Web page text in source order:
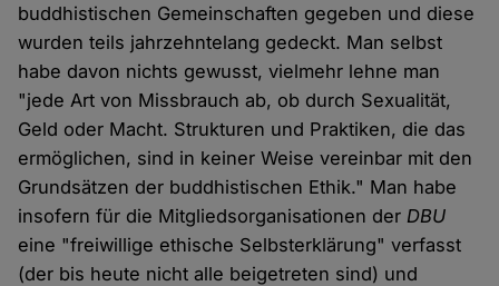
buddhistischen Gemeinschaften gegeben und diese
wurden teils jahrzehntelang gedeckt. Man selbst
habe davon nichts gewusst, vielmehr lehne man
"jede Art von Missbrauch ab, ob durch Sexualität,
Geld oder Macht. Strukturen und Praktiken, die das
ermöglichen, sind in keiner Weise vereinbar mit den
Grundsätzen der buddhistischen Ethik." Man habe
insofern für die Mitgliedsorganisationen der DBU
eine "freiwillige ethische Selbsterklärung" verfasst
(der bis heute nicht alle beigetreten sind) und